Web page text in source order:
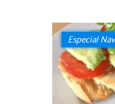
Especial